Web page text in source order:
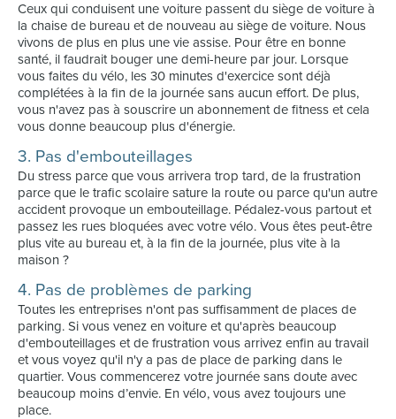
Ceux qui conduisent une voiture passent du siège de voiture à
la chaise de bureau et de nouveau au siège de voiture. Nous
vivons de plus en plus une vie assise. Pour être en bonne
santé, il faudrait bouger une demi-heure par jour. Lorsque
vous faites du vélo, les 30 minutes d'exercice sont déjà
complétées à la fin de la journée sans aucun effort. De plus,
vous n'avez pas à souscrire un abonnement de fitness et cela
vous donne beaucoup plus d'énergie.
3. Pas d'embouteillages
Du stress parce que vous arrivera trop tard, de la frustration
parce que le trafic scolaire sature la route ou parce qu'un autre
accident provoque un embouteillage. Pédalez-vous partout et
passez les rues bloquées avec votre vélo. Vous êtes peut-être
plus vite au bureau et, à la fin de la journée, plus vite à la
maison ?
4. Pas de problèmes de parking
Toutes les entreprises n'ont pas suffisamment de places de
parking. Si vous venez en voiture et qu'après beaucoup
d'embouteillages et de frustration vous arrivez enfin au travail
et vous voyez qu'il n'y a pas de place de parking dans le
quartier. Vous commencerez votre journée sans doute avec
beaucoup moins d’envie. En vélo, vous avez toujours une
place.